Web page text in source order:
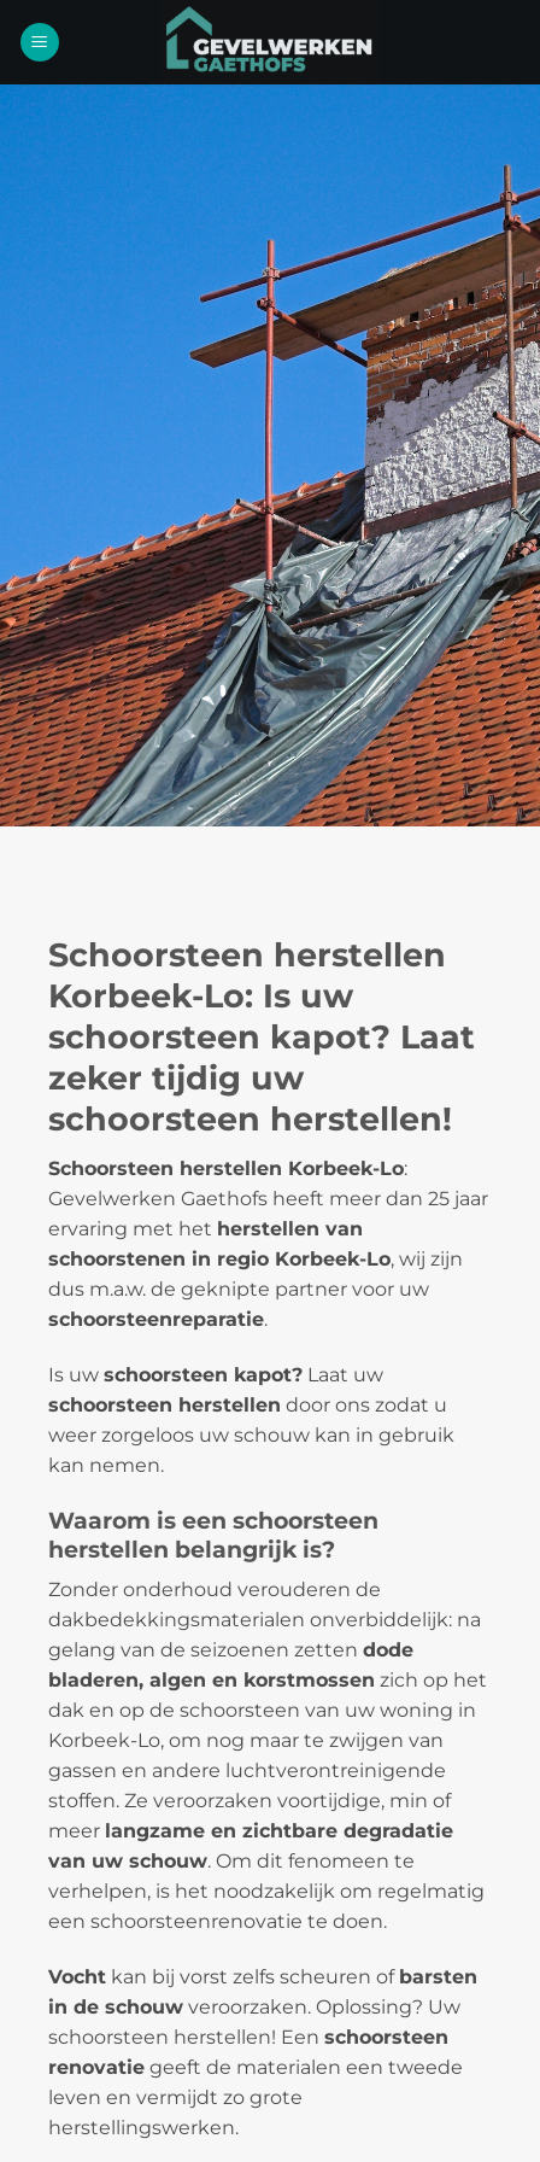
naar
Schoorsteen herstellen
Korbeek-Lo: Is uw
schoorsteen kapot? Laat
zeker tijdig uw
schoorsteen herstellen!
Schoorsteen herstellen Korbeek-Lo:
Gevelwerken Gaethofs heeft meer dan 25 jaar
ervaring met het herstellen van
schoorstenen in regio Korbeek-Lo, wij zijn
dus m.a.w. de geknipte partner voor uw
schoorsteenreparatie.
Is uw schoorsteen kapot? Laat uw
schoorsteen herstellen door ons zodat u
weer zorgeloos uw schouw kan in gebruik
kan nemen.
Waarom is een schoorsteen
herstellen belangrijk is?
Zonder onderhoud verouderen de
dakbedekkingsmaterialen onverbiddelijk: na
gelang van de seizoenen zetten dode
bladeren, algen en korstmossen zich op het
dak en op de schoorsteen van uw woning in
Korbeek-Lo, om nog maar te zwijgen van
gassen en andere luchtverontreinigende
stoffen. Ze veroorzaken voortijdige, min of
meer langzame en zichtbare degradatie
van uw schouw. Om dit fenomeen te
verhelpen, is het noodzakelijk om regelmatig
een schoorsteenrenovatie te doen.
Vocht kan bij vorst zelfs scheuren of barsten
in de schouw veroorzaken. Oplossing? Uw
schoorsteen herstellen! Een schoorsteen
renovatie geeft de materialen een tweede
leven en vermijdt zo grote
herstellingswerken.